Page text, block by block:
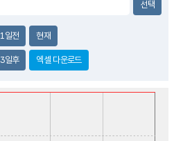
1일전 현재
3일후 엑셀 다운로드